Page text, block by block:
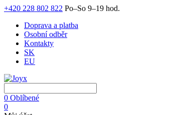
+420 228 802 822 Po–So 9–19 hod.
Doprava a platba
Osobní odběr
Kontakty
SK
EU
0 Oblíbené
0